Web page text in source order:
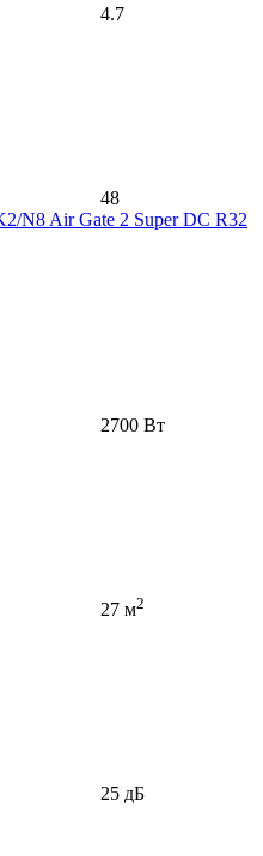
4.7
48
N8 Air Gate 2 Super DC R32
2700 Вт
27 м2
25 дБ